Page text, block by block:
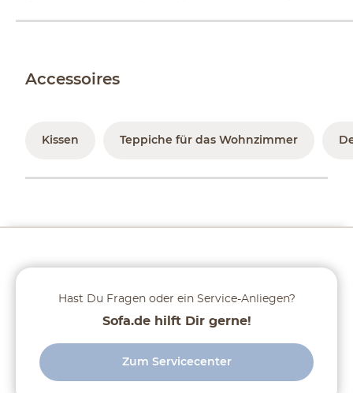
Accessoires
Kissen Teppiche für das Wohnzimmer
Hast Du Fragen oder ein Service-Anliegen?
Sofa.de hilft Dir gerne!
Zum Servicecenter